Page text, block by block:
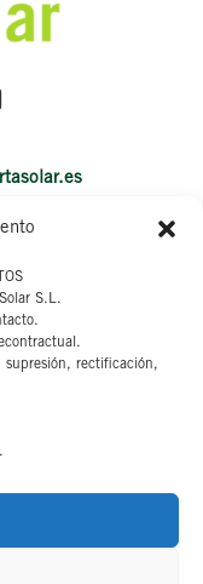
S.L.
supresión, rectificación,